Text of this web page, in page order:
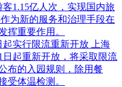
1.15亿人次，实现国内旅
为新的服务和治理手段在
挥重要作用。
起实行限流重新开放
上海
日起重新开放，将采取限流
布的入园规则，除用餐
受体温检测。